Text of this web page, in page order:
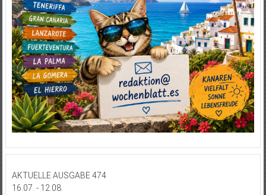
AKTUELLE AUSGABE 474
16.07. - 12.08.